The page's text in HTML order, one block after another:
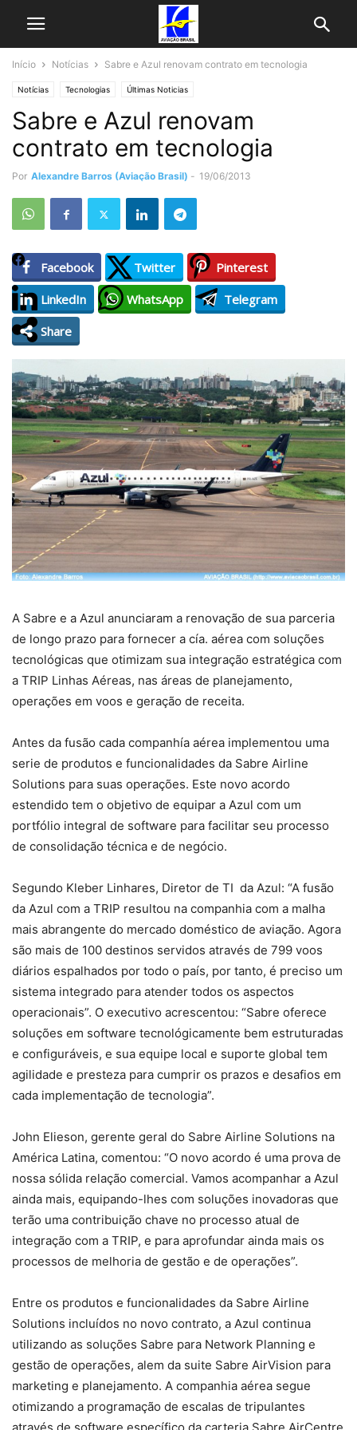
Início Notícias Sabre e Azul renovam contrato em tecnologia
Notícias Tecnologias Últimas Noticias
Sabre e Azul renovam
contrato em tecnologia
Por Alexandre Barros (Aviação Brasil) - 19/06/2013
Facebook Twitter
Pinterest
LinkedIn
WhatsApp
Telegram
Share
A Sabre e a Azul anunciaram a renovação de sua parceria
de longo prazo para fornecer a cía. aérea com soluções
tecnológicas que otimizam sua integração estratégica com
a TRIP Linhas Aéreas, nas áreas de planejamento,
operações em voos e geração de receita.
Antes da fusão cada companhía aérea implementou uma
serie de produtos e funcionalidades da Sabre Airline
Solutions para suas operações. Este novo acordo
estendido tem o objetivo de equipar a Azul com um
portfólio integral de software para facilitar seu processo
de consolidação técnica e de negócio.
Segundo Kleber Linhares, Diretor de TI da Azul: “A fusão
da Azul com a TRIP resultou na companhia com a malha
mais abrangente do mercado doméstico de aviação. Agora
são mais de 100 destinos servidos através de 799 voos
diários espalhados por todo o país, por tanto, é preciso um
sistema integrado para atender todos os aspectos
operacionais”. O executivo acrescentou: “Sabre oferece
soluções em software tecnológicamente bem estruturadas
e configuráveis, e sua equipe local e suporte global tem
agilidade e presteza para cumprir os prazos e desafios em
cada implementação de tecnologia”.
John Elieson, gerente geral do Sabre Airline Solutions na
América Latina, comentou: “O novo acordo é uma prova de
nossa sólida relação comercial. Vamos acompanhar a Azul
ainda mais, equipando-lhes com soluções inovadoras que
terão uma contribuição chave no processo atual de
integração com a TRIP, e para aprofundar ainda mais os
processos de melhoria de gestão e de operações”.
Entre os produtos e funcionalidades da Sabre Airline
Solutions incluídos no novo contrato, a Azul continua
utilizando as soluções Sabre para Network Planning e
gestão de operações, alem da suite Sabre AirVision para
marketing e planejamento. A companhia aérea segue
otimizando a programação de escalas de tripulantes